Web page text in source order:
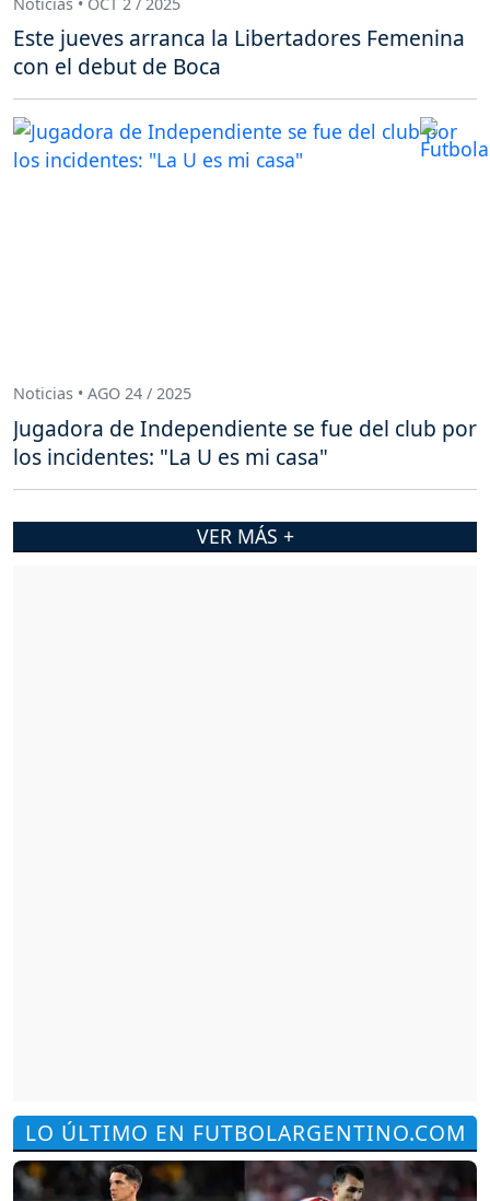
LO ÚLTIMO EN FUTBOLARGENTINO.COM
Este jueves arranca la Libertadores Femenina
con el debut de Boca
Noticias • AGO 24 / 2025
Jugadora de Independiente se fue del club por
los incidentes: "La U es mi casa"
VER MÁS +